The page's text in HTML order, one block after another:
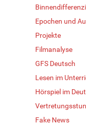
Epochen und
Projekte
Filmanalyse
GFS Deutsch
Lesen im
Hörspiel im
Fake News